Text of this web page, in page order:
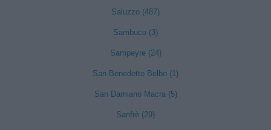
Saluzzo (487)
Sambuco (3)
Sampeyre (24)
San Benedetto Belbo (1)
San Damiano Macra (5)
Sanfrè (29)